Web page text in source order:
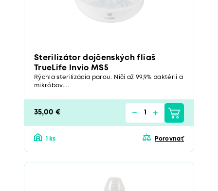
Sterilizátor dojčenských fliaš
TrueLife Invio MS5
Rýchla sterilizácia parou. Ničí až 99,9% baktérií a
mikróbov....
35,00 €
1 ks Porovnať